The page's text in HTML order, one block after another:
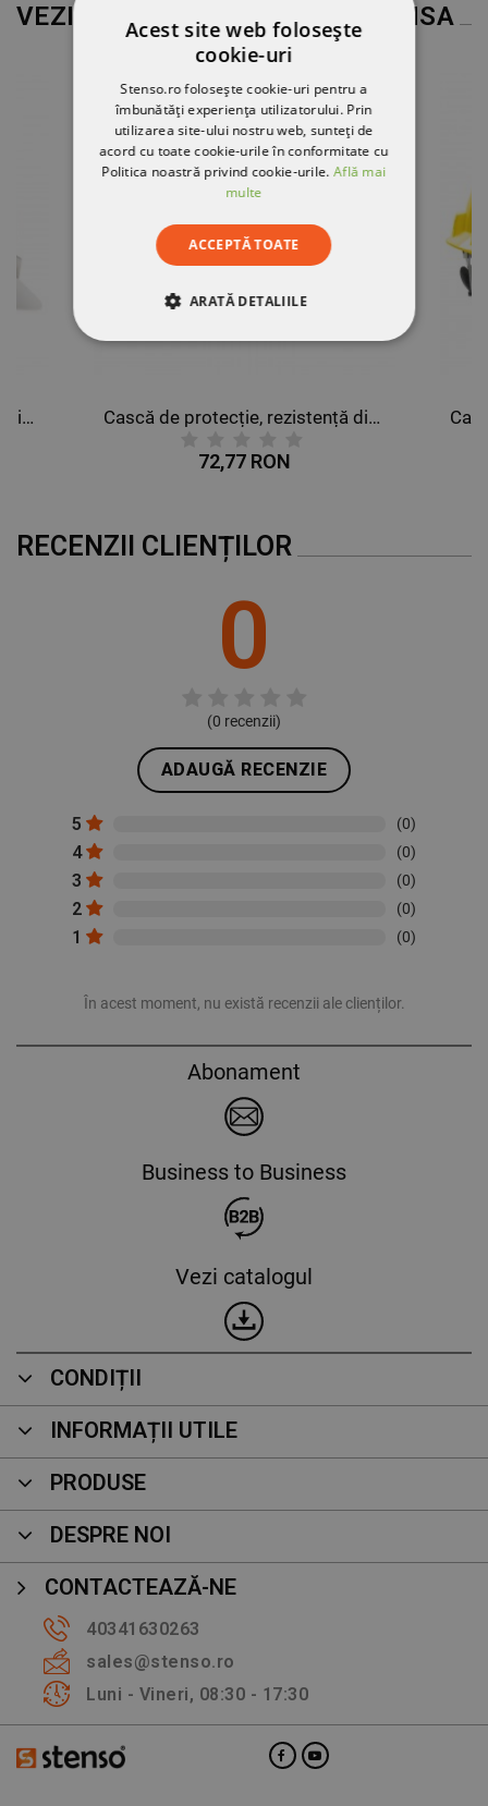
VEZI MAI MULT DE LA MARCA MSA
Cască de protecție, rezistență dielectrică 400V V-GARD ALB Cască de protecție, rezistență dielectrică 400V V-GARD ALBASTRU
72,77 RON
RECENZII CLIENȚILOR
0
(0 recenzii)
ADAUGĂ RECENZIE
5 (0)
4 (0)
3 (0)
2 (0)
1 (0)
În acest moment, nu există recenzii ale clienților.
Abonament
Business to Business
Vezi catalogul
CONDIȚII
INFORMAȚII UTILE
PRODUSE
DESPRE NOI
CONTACTEAZĂ-NE
40341630263
sales@stenso.ro
Luni - Vineri, 08:30 - 17:30
Acest site web folosește
cookie-uri
Stenso.ro folosește cookie-uri pentru a
îmbunătăți experiența utilizatorului. Prin
utilizarea site-ului nostru web, sunteți de
acord cu toate cookie-urile în conformitate cu
Politica noastră privind cookie-urile.Află mai
multe
ACCEPTĂ TOATE
ARATĂ DETALIILE
STRICT NECESARE
DE TARGETARE
NECLASIFICATE